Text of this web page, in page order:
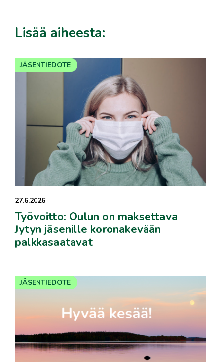
Lisää aiheesta:
27.6.2026
Työvoitto: Oulun on maksettava
Jytyn jäsenille koronakevään
palkkasaatavat
JÄSENTIEDOTE
JÄSENTIEDOTE